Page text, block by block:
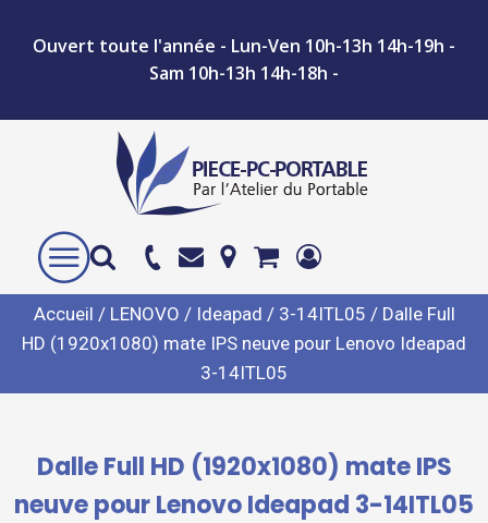
Ouvert toute l'année - Lun-Ven 10h-13h 14h-19h -
Sam 10h-13h 14h-18h -
Accueil / LENOVO / Ideapad / 3-14ITL05 / Dalle Full
HD (1920x1080) mate IPS neuve pour Lenovo Ideapad
3-14ITL05
Dalle Full HD (1920x1080) mate IPS
neuve pour Lenovo Ideapad 3-14ITL05